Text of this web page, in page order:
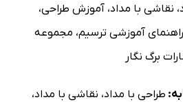
، نقاشی با مداد، آموزش طراحی،
راهنمای آموزشی ترسیم، مجموعه
برگ نگار
طراحی با مداد، نقاشی با مداد،